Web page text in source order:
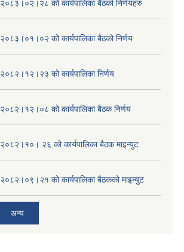
२०८३।०२।२८ को कार्यपालिका बैठको निर्णयहरु
२०८३।०१।०२ को कार्यपालिका बैठको निर्णय
२०८२।१२।२३ को कार्यपालिका निर्णय
२०८२।१२।०८ को कार्यपालिका बैठक निर्णय
२०८२।१०। २६ को कार्यपालिका बैठक माइन्युट
२०८२।०९।२१ को कार्यपालिका बैठकको माइन्युट
अन्य